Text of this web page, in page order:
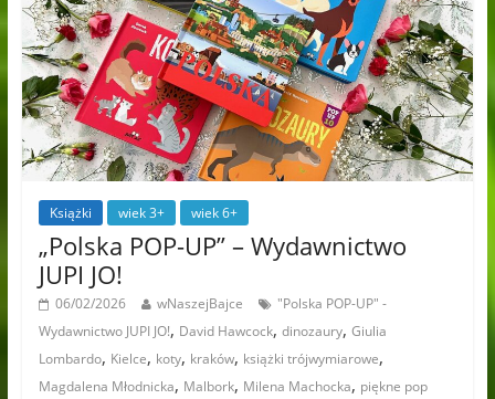
Książki wiek 3+ wiek 6+
„Polska POP-UP” – Wydawnictwo
JUPI JO!
06/02/2026 wNaszejBajce
"Polska POP-UP" -
Wydawnictwo JUPI JO!, David Hawcock, dinozaury, Giulia
Lombardo, Kielce, koty, kraków, książki trójwymiarowe,
Magdalena Młodnicka, Malbork, Milena Machocka, piękne pop